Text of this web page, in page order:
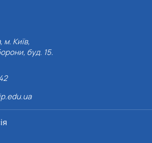
м. Київ,
буд. 15.